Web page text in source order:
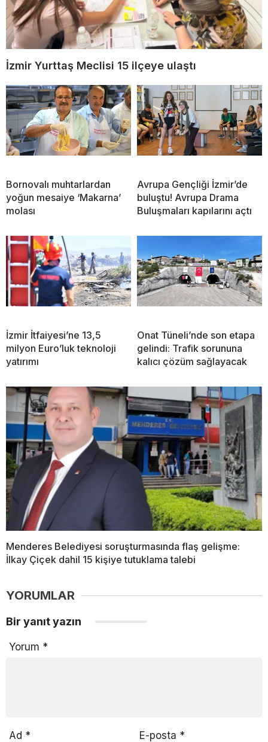
İzmir Yurttaş Meclisi 15 ilçeye ulaştı
Bornovalı muhtarlardan
yoğun mesaiye ‘Makarna’
molası
Avrupa Gençliği İzmir’de
buluştu! Avrupa Drama
Buluşmaları kapılarını açtı
İzmir İtfaiyesi’ne 13,5
milyon Euro’luk teknoloji
yatırımı
Onat Tüneli’nde son etapa
gelindi: Trafik sorununa
kalıcı çözüm sağlayacak
Menderes Belediyesi soruşturmasında flaş gelişme:
İlkay Çiçek dahil 15 kişiye tutuklama talebi
YORUMLAR
Bir yanıt yazın
Yorum *
Ad * E-posta *